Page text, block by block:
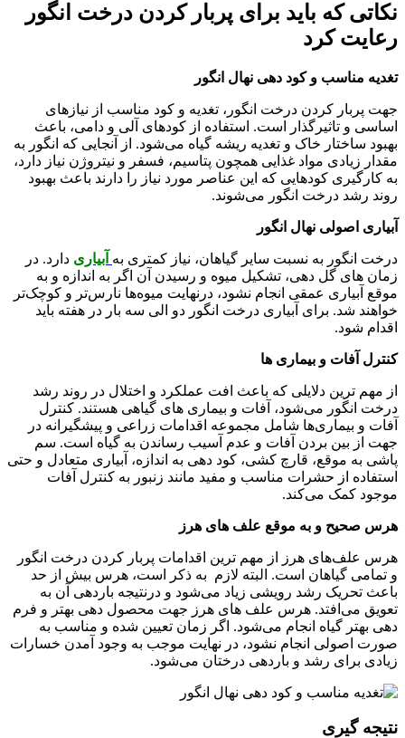
نکاتی که باید برای پربار کردن درخت انگور
رعایت کرد
تغدیه مناسب و کود دهی نهال انگور
جهت پربار کردن درخت انگور، تغدیه و کود مناسب از نیازهای
اساسی و تاثیرگذار است. استفاده از کودهای آلی و دامی، باعث
بهبود ساختار خاک و تغدیه ریشه گیاه می‌شود. از آنجایی که انگور به
مقدار زیادی مواد غذایی همچون پتاسیم، فسفر و نیتروژن نیاز دارد،
به کارگیری کودهایی که این عناصر مورد نیاز را دارند باعث بهبود
روند رشد درخت انگور می‌شوند.
آبیاری اصولی نهال انگور
درخت انگور به نسبت سایر گیاهان، نیاز کمتری به آبیاری دارد. در
زمان های گل دهی، تشکیل میوه و رسیدن آن اگر به اندازه و به
موقع آبیاری عمقی انجام نشود، درنهایت میوه‌ها نارس‌تر و کوچک‌تر
خواهند شد. برای آبیاری درخت انگور دو الی سه بار در هفته باید
اقدام شود.
کنترل آفات و بیماری ها
از مهم ترین دلایلی که باعث افت عملکرد و اختلال در روند رشد
درخت انگور می‌شود، آفات و بیماری های گیاهی هستند. کنترل
آفات و بیماری‌ها شامل مجموعه اقدامات زراعی و پیشگیرانه در
جهت از بین بردن آفات و عدم آسیب رساندن به گیاه است. سم
پاشی به موقع، قارچ کشی، کود دهی به اندازه، آبیاری متعادل و حتی
استفاده از حشرات مناسب و مفید مانند زنبور به کنترل آفات
موجود کمک می‌کند.
هرس صحیح و به موقع علف های هرز
هرس علف‌های هرز از مهم ترین اقدامات پربار کردن درخت انگور
و تمامی گیاهان است. البته لازم به ذکر است، هرس بیش از حد
باعث تحریک رشد رویشی زیاد می‌شود و درنتیجه باردهی آن به
تعویق می‌افتد. هرس علف های هرز جهت محصول دهی بهتر و فرم
دهی بهتر گیاه انجام می‌شود. اگر زمان تعیین شده و مناسب به
صورت اصولی انجام نشود، در نهایت موجب به وجود آمدن خسارات
زیادی برای رشد و باردهی درختان می‌شود.
نتیجه گیری